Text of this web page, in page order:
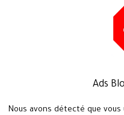
Ads
Nous avons détecté que